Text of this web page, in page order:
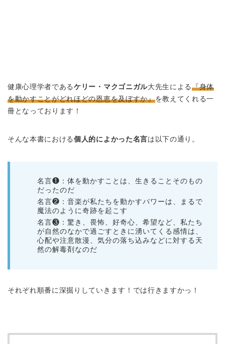
健康心理学者であるケリー・マクゴニガル大先生による『身体
を動かすことがどれほどの恩恵を及ぼすか』を教えてくれる一
冊となっております！
そんな本書における個人的によかった名言は以下の通り。
名言❶：体を動かすことは、生きることそのもの
だったのだ
名言❷：音楽が私たちを動かすパワーは、まるで
魔法のように奇跡を起こす
名言❸：驚き、畏怖、好奇心、希望など、私たち
が自然のなかで過ごすときに湧いてくる感情は、
心配や注意散漫、気分の落ち込みなどに対する天
然の解毒剤なのだ
それぞれ順番に深掘りしていきます！では行きますかっ！